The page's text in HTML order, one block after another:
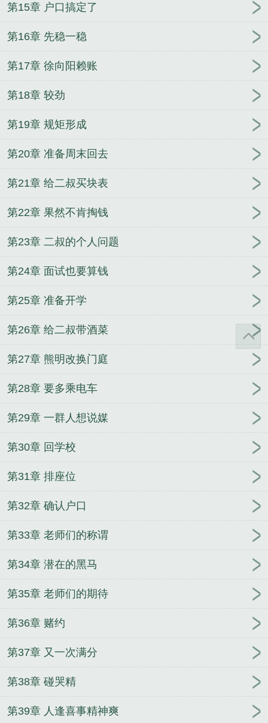
第15章 户口搞定了
第16章 先稳一稳
第17章 徐向阳赖账
第18章 较劲
第19章 规矩形成
第20章 准备周末回去
第21章 给二叔买块表
第22章 果然不肯掏钱
第23章 二叔的个人问题
第24章 面试也要算钱
第25章 准备开学
第26章 给二叔带酒菜
第27章 熊明改换门庭
第28章 要多乘电车
第29章 一群人想说媒
第30章 回学校
第31章 排座位
第32章 确认户口
第33章 老师们的称谓
第34章 潜在的黑马
第35章 老师们的期待
第36章 赌约
第37章 又一次满分
第38章 碰哭精
第39章 人逢喜事精神爽